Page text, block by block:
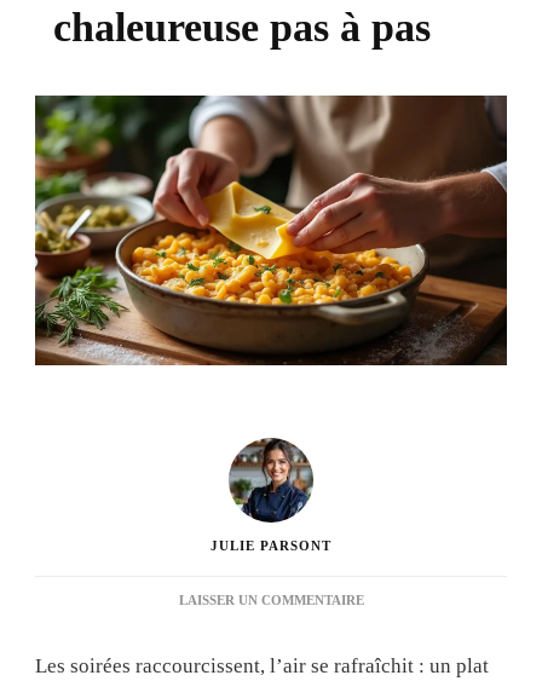
chaleureuse pas à pas
JULIE PARSONT
LAISSER UN COMMENTAIRESUR
POTIMARRON
Les soirées raccourcissent, l’air se rafraîchit : un plat